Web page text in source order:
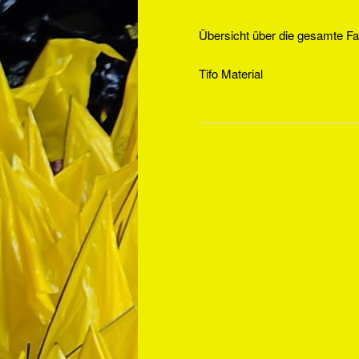
Übersicht über die gesamte
Tifo Material